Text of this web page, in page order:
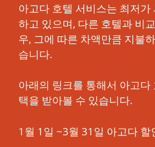
아고다 호텔 서비스는 최저가
하고 있으며, 다른 호텔과 비
우, 그에 따른 차액만큼 지불
습니다.
아래의 링크를 통해서 아고다
택을 받아볼 수 있습니다.
1월 1일 ~3월 31일 아고다 할